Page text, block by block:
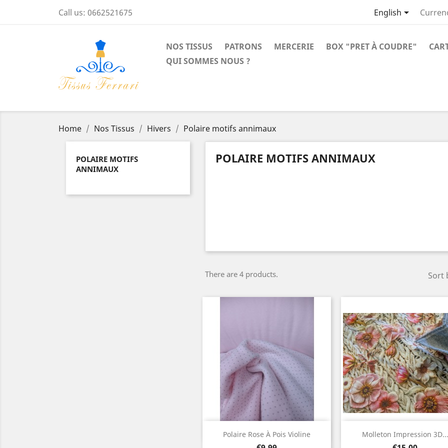
Call us: 0662521675 English
NOS TISSUS PATRONS MERCERIE BOX "PRET À COUDRE"
QUI SOMMES NOUS ?
Home Nos Tissus Hivers Polaire motifs annimaux
POLAIRE MOTIFS
ANNIMAUX
POLAIRE MOTIFS ANNIMAUX
There are 4 products. Sort
Polaire Rose À Pois Violine
Quick view Molleton Impression 3D...
Quick view